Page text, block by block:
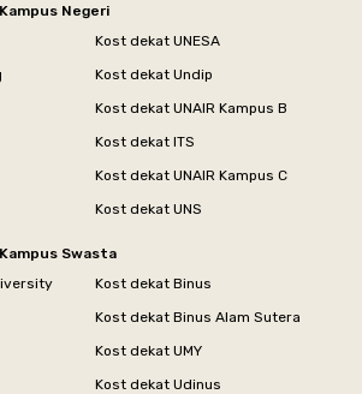
Negeri
Kost dekat UNESA
Kost dekat Undip
Kost dekat UNAIR Kampus B
Kost dekat ITS
Kost dekat UNAIR Kampus C
Kost dekat UNS
Swasta
Kost dekat Binus
Kost dekat Binus Alam Sutera
Kost dekat UMY
Kost dekat Udinus